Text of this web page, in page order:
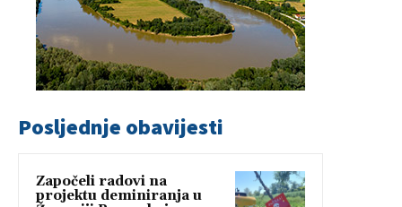
Posljednje obavijesti
Započeli radovi na
projektu deminiranja u